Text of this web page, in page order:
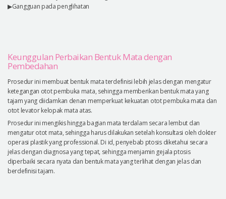
▶Gangguan pada penglihatan
Keunggulan Perbaikan Bentuk Mata dengan
Pembedahan
Prosedur ini membuat bentuk mata terdefinisi lebih jelas dengan mengatur
ketegangan otot pembuka mata, sehingga memberikan bentuk mata yang
tajam yang diidamkan denan memperkuat kekuatan otot pembuka mata dan
otot levator kelopak mata atas.
Prosedur ini mengikis hingga bagian mata terdalam secara lembut dan
mengatur otot mata, sehingga harus dilakukan setelah konsultasi oleh dokter
operasi plastik yang professional. Di id, penyebab ptosis diketahui secara
jelas dengan diagnosa yang tepat, sehingga menjamin gejala ptosis
diperbaiki secara nyata dan bentuk mata yang terlihat dengan jelas dan
berdefinisi tajam.